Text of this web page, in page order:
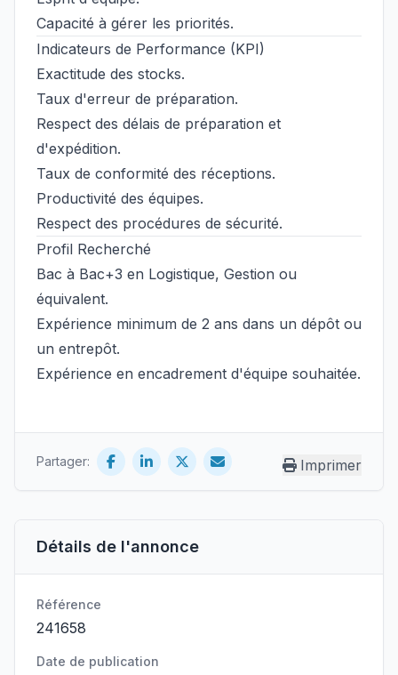
Détails de l'annonce
Référence
241658
Date de publication
Capacité à gérer les priorités.
Indicateurs de Performance (KPI)
Exactitude des stocks.
Taux d'erreur de préparation.
Respect des délais de préparation et
d'expédition.
Taux de conformité des réceptions.
Productivité des équipes.
Respect des procédures de sécurité.
Profil Recherché
Bac à Bac+3 en Logistique, Gestion ou
équivalent.
Expérience minimum de 2 ans dans un dépôt ou
un entrepôt.
Expérience en encadrement d'équipe souhaitée.
Partager: Imprimer